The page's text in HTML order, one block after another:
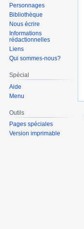
Personnages
Bibliothèque
Nous écrire
Informations
rédactionnelles
Liens
Qui sommes-nous?
Spécial
Aide
Menu
Outils
Pages spéciales
Version imprimable